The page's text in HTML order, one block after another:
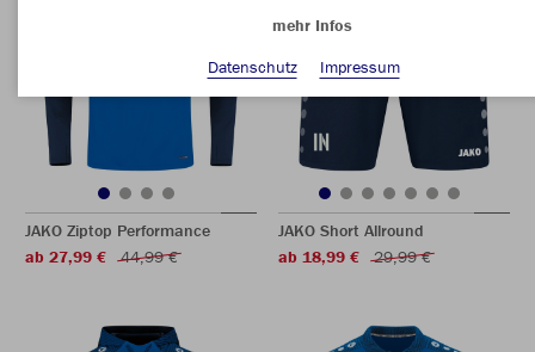
JAKO Ziptop Performance
ab 27,99 €
44,99 €
JAKO Short Allround
ab 18,99 €
29,99 €
mehr Infos
Datenschutz
Impressum